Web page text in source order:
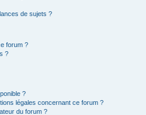
de sujets ?
forum ?
?
?
légales concernant ce forum ?
du forum ?